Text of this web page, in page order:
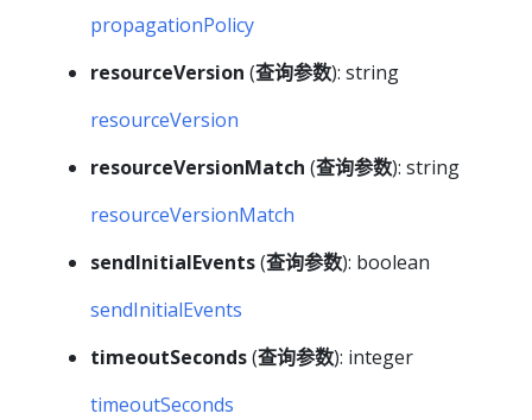
propagationPolicy
resourceVersion (查询参数): string
resourceVersion
resourceVersionMatch (查询参数): string
resourceVersionMatch
sendInitialEvents(查询参数): boolean
sendInitialEvents
timeoutSeconds(查询参数): integer
timeoutSeconds